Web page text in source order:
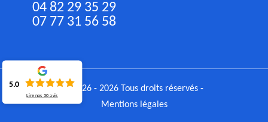
04 82 29 35 29
07 77 31 56 58
©2026 - 2026 Tous droits réservés -
Mentions légales
5.0
Lire nos30 avis